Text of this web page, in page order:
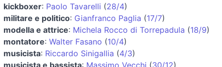
kickboxer: Paolo Tavarelli (28/4)
militare e politico: Gianfranco Paglia (17/7)
modella e attrice: Michela Rocco di Torrepadula (18/9)
montatore: Walter Fasano (10/4)
musicista: Riccardo Sinigallia (4/3)
musicista e bassista: Massimo Vecchi (30/12)